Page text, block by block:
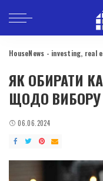
HouseNews - investing, real
ЯК ОБИРАТИ
ЩОДО
06.06.2024